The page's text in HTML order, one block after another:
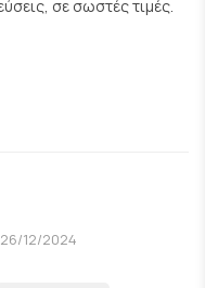
σε σωστές τιμές.
12/2024